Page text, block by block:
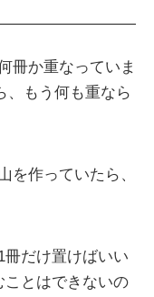
冊か重なっていま
、もう何も重なら
を作っていたら、
だけ置けばいい
ことはできないの